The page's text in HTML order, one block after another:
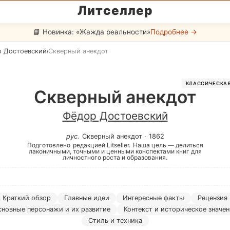
Литселлер
📘 Новинка: «Жажда реальности»Подробнее →
Достоевский/Скверный анекдот
Скверный анекдот
Фёдор Достоевский
рус. Скверный анекдот· 1862
Подготовлено редакцией Litseller. Наша цель — делиться
лаконичными, точными и ценными конспектами книг для
личностного роста и образования.
Краткий обзор Главные идеи Интересные факты
Рецензия
персонажи и их развитие
Контекст и историческое
Стиль и техника